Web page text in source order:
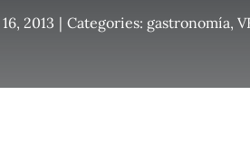
2013 | Categories: gastronomía,